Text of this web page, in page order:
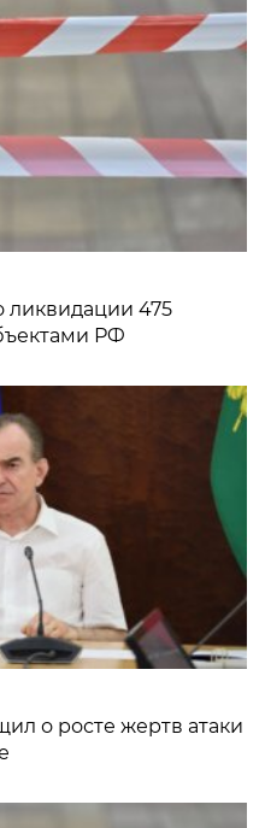
475
РФ
о росте жертв атаки